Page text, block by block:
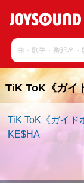
TiK ToK《ガイ
TiK ToK《ガイド
KE$HA